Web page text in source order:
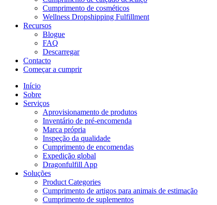
Cumprimento de cosméticos
Wellness Dropshipping Fulfillment
Recursos
Blogue
FAQ
Descarregar
Contacto
Começar a cumprir
Início
Sobre
Serviços
Aprovisionamento de produtos
Inventário de pré-encomenda
Marca própria
Inspeção da qualidade
Cumprimento de encomendas
Expedição global
Dragonfulfill App
Soluções
Product Categories
Cumprimento de artigos para animais de estimação
Cumprimento de suplementos